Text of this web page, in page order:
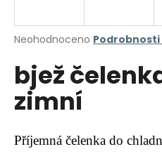
Průměrné
produktu
je
0,0
z
hvězdiček.
Neohodnoceno
bjež
zimní
Příjemná čelenka do
j
t
?